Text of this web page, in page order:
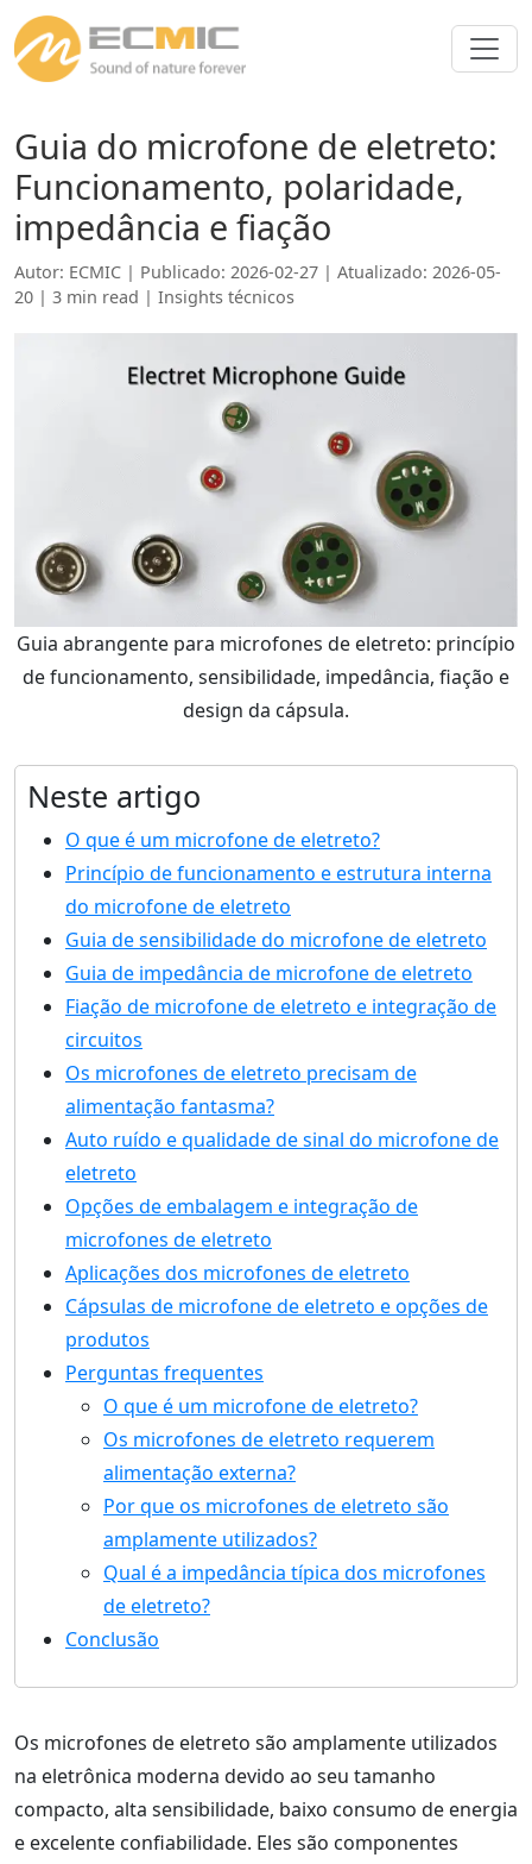
Guia do microfone de eletreto:
Funcionamento, polaridade,
impedância e fiação
Autor: ECMIC | Publicado: 2026-02-27 | Atualizado: 2026-05-
20 | 3 min read | Insights técnicos
Guia abrangente para microfones de eletreto: princípio
de funcionamento, sensibilidade, impedância, fiação e
design da cápsula.
Neste artigo
O que é um microfone de eletreto?
Princípio de funcionamento e estrutura interna
do microfone de eletreto
Guia de sensibilidade do microfone de eletreto
Guia de impedância de microfone de eletreto
Fiação de microfone de eletreto e integração de
circuitos
Os microfones de eletreto precisam de
alimentação fantasma?
Auto ruído e qualidade de sinal do microfone de
eletreto
Opções de embalagem e integração de
microfones de eletreto
Aplicações dos microfones de eletreto
Cápsulas de microfone de eletreto e opções de
produtos
Perguntas frequentes
O que é um microfone de eletreto?
Os microfones de eletreto requerem
alimentação externa?
Por que os microfones de eletreto são
amplamente utilizados?
Qual é a impedância típica dos microfones
de eletreto?
Conclusão
Os microfones de eletreto são amplamente utilizados
na eletrônica moderna devido ao seu tamanho
compacto, alta sensibilidade, baixo consumo de energia
e excelente confiabilidade. Eles são componentes